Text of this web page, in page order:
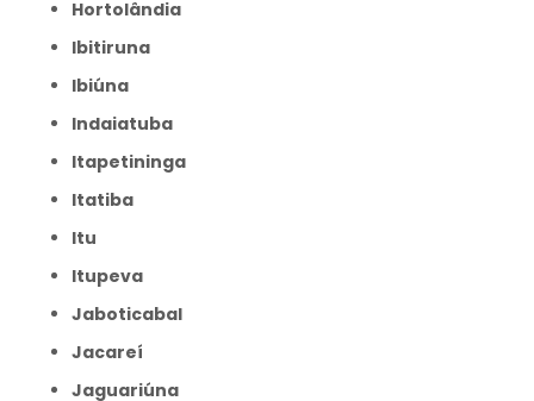
Hortolândia
Ibitiruna
Ibiúna
Indaiatuba
Itapetininga
Itatiba
Itu
Itupeva
Jaboticabal
Jacareí
Jaguariúna